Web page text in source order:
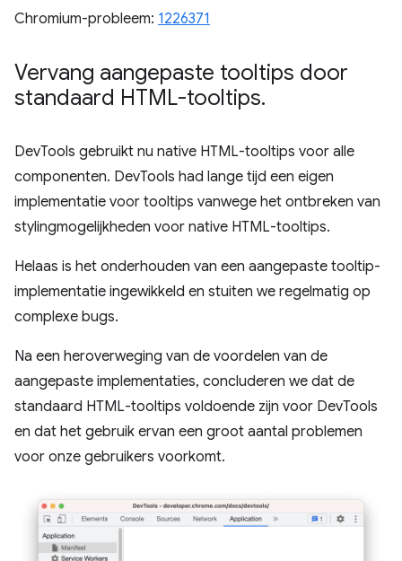
Chromium-probleem: 1226371
Vervang aangepaste tooltips door
standaard HTML-tooltips.
DevTools gebruikt nu native HTML-tooltips voor alle
componenten. DevTools had lange tijd een eigen
implementatie voor tooltips vanwege het ontbreken van
stylingmogelijkheden voor native HTML-tooltips.
Helaas is het onderhouden van een aangepaste tooltip-
implementatie ingewikkeld en stuiten we regelmatig op
complexe bugs.
Na een heroverweging van de voordelen van de
aangepaste implementaties, concluderen we dat de
standaard HTML-tooltips voldoende zijn voor DevTools
en dat het gebruik ervan een groot aantal problemen
voor onze gebruikers voorkomt.